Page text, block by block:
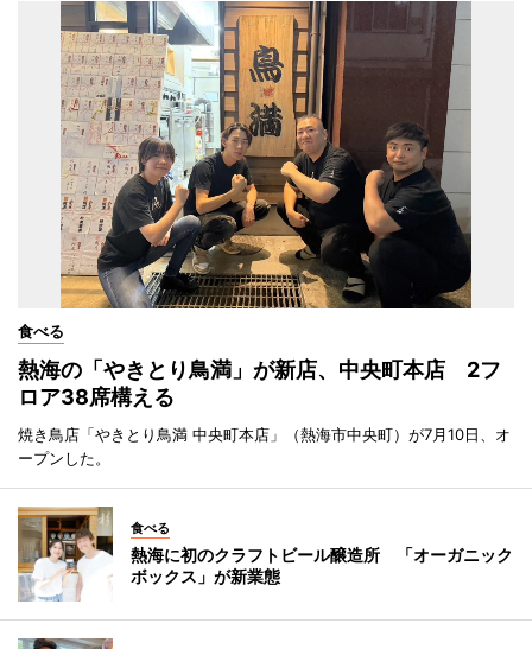
食べる
熱海の「やきとり鳥満」が新店、中央町本店 2フ
ロア38席構える
焼き鳥店「やきとり鳥満 中央町本店」（熱海市中央町）が7月10日、オ
ープンした。
食べる
熱海に初のクラフトビール醸造所 「オーガニック
ボックス」が新業態